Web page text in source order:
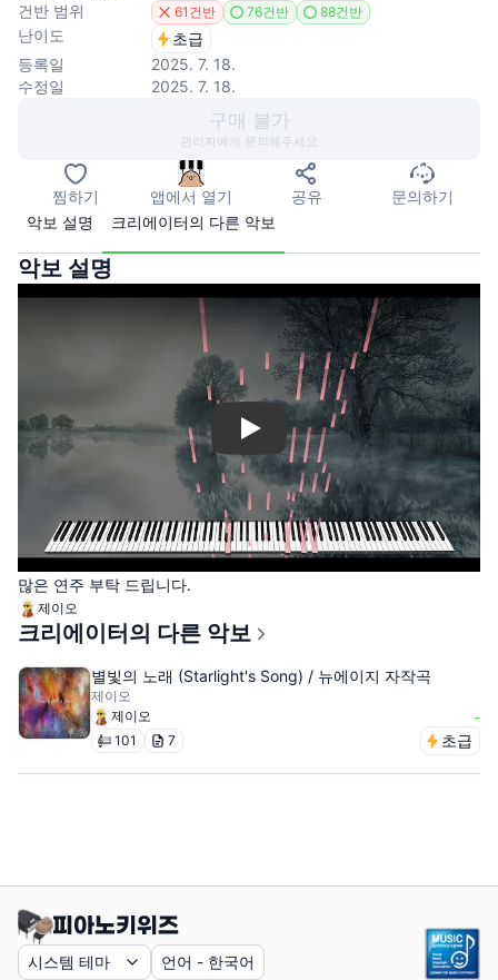
건반 범위
61건반 76건반 88건반
난이도
초급
등록일
2025. 7. 18.
수정일
2025. 7. 18.
구매 불가
관리자에게 문의해주세요
찜하기 앱에서 열기 공유
문의하기
악보 설명
크리에이터의 다른 악보
악보 설명
Play
많은 연주 부탁 드립니다.
제이오
크리에이터의 다른 악보
별빛의 노래 (Starlight's Song) / 뉴에이지 자작곡
제이오
제이오
-
101 7 초급
시스템 테마 언어 - 한국어